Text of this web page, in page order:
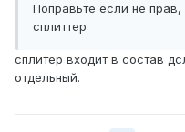
Поправьте если не
сплиттер
сплитер входит в состав
отдельный.